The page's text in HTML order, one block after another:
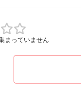
まっていません